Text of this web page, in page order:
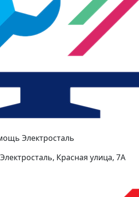
Электросталь
Красная улица, 7А